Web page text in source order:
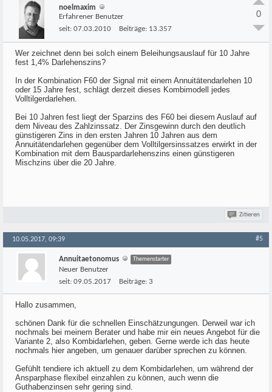
noelmaxim
Erfahrener Benutzer
seit: 07.03.2010 Beiträge: 13.357
0
Wer zeichnet denn bei solch einem Beleihungsauslauf für 10 Jahre
fest 1,4% Darlehenszins?
In der Kombination F60 der Signal mit einem Annuitätendarlehen 10
oder 15 Jahre fest, schlägt derzeit dieses Kombimodell jedes
Volltilgerdarlehen.
Bei 10 Jahren fest liegt der Sparzins des F60 bei diesem Auslauf auf
dem Niveau des Zahlzinssatz. Der Zinsgewinn durch den deutlich
günstigeren Zins in den ersten Jahren 10 Jahren aus dem
Annuitätendarlehen gegenüber dem Volltilgersinssatzes erwirkt in der
Kombination mit dem Bauspardarlehenszins einen günstigeren
Mischzins über die 20 Jahre.
Zitieren
10.05.2017, 09:39 #5
Annuitaetonomus Themenstarter
Neuer Benutzer
seit: 09.05.2017 Beiträge: 3
Hallo zusammen,
schönen Dank für die schnellen Einschätzungungen. Derweil war ich
nochmals bei meinem Berater und habe mir ein neues Angebot für die
Variante 2, also Kombidarlehen, geben. Gerne werde ich das heute
nochmals hier angeben, um genauer darüber sprechen zu können.
Gefühlt tendiere ich aktuell zu dem Kombidarlehen, um während der
Ansparphase flexibel einzahlen zu können, auch wenn die
Guthabenzinsen sehr gering sind.